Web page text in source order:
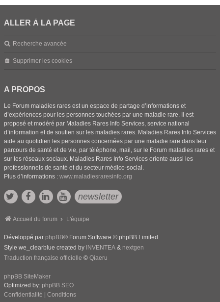
ALLER À LA PAGE
Recherche avancée
Supprimer les cookies
A PROPOS
Le Forum maladies rares est un espace de partage d’informations et
d’expériences pour les personnes touchées par une maladie rare. Il est
proposé et modéré par Maladies Rares Info Services, service national
d’information et de soutien sur les maladies rares. Maladies Rares Info Services
aide au quotidien les personnes concernées par une maladie rare dans leur
parcours de santé et de vie, par téléphone, mail, sur le Forum maladies rares et
sur les réseaux sociaux. Maladies Rares Info Services oriente aussi les
professionnels de santé et du secteur médico-social.
Plus d’informations : www.maladiesraresinfo.org
newsletter
Accueil du forum L'équipe
Développé par phpBB® Forum Software © phpBB Limited
Style we_clearblue created by INVENTEA & nextgen
Traduction française officielle © Qiaeru
phpBB SiteMaker
Optimized by: phpBB SEO
Confidentialité
Conditions